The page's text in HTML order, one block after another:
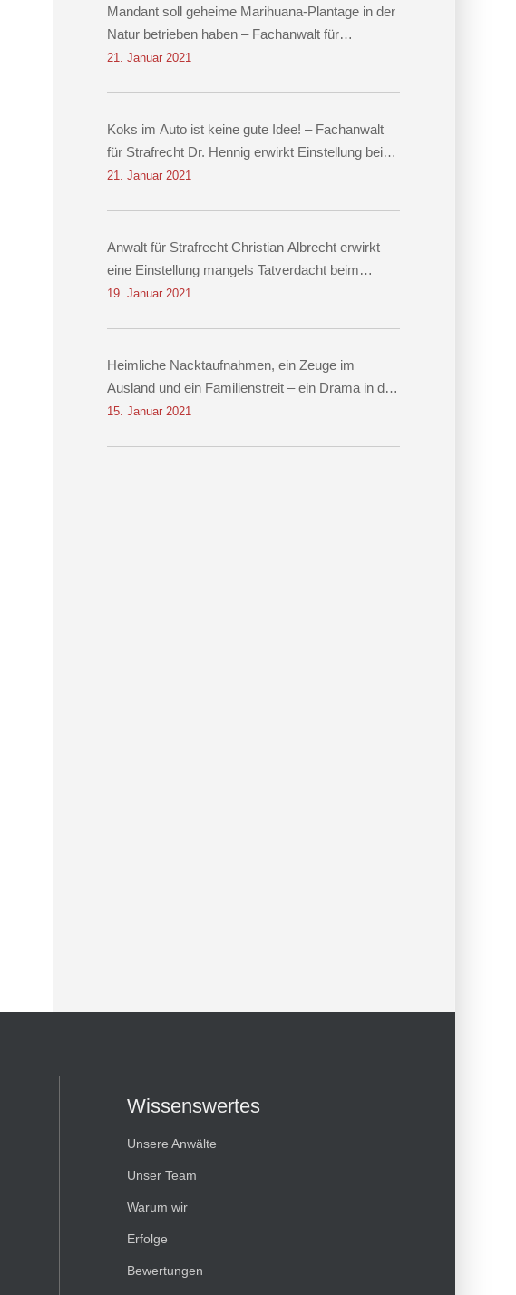
Mandant soll geheime Marihuana-Plantage in der
Natur betrieben haben – Fachanwalt für
Strafrecht Dr. Hennig erwirkt Einstellung
21. Januar 2021
Koks im Auto ist keine gute Idee! – Fachanwalt
für Strafrecht Dr. Hennig erwirkt Einstellung beim
Vorwurf des Besitzes von Kokain!
21. Januar 2021
Anwalt für Strafrecht Christian Albrecht erwirkt
eine Einstellung mangels Tatverdacht beim
Vorwurf der Nachstellung
19. Januar 2021
Heimliche Nacktaufnahmen, ein Zeuge im
Ausland und ein Familienstreit – ein Drama in drei
Akten Einstellung des Verfahrens dank
15. Januar 2021
Wissenswertes
Unsere Anwälte
Unser Team
Warum wir
Erfolge
Bewertungen